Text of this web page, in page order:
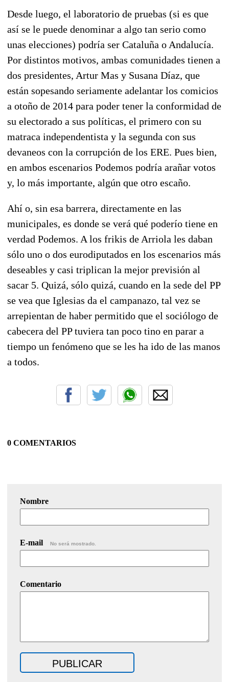
Desde luego, el laboratorio de pruebas (si es que
así se le puede denominar a algo tan serio como
unas elecciones) podría ser Cataluña o Andalucía.
Por distintos motivos, ambas comunidades tienen a
dos presidentes, Artur Mas y Susana Díaz, que
están sopesando seriamente adelantar los comicios
a otoño de 2014 para poder tener la conformidad de
su electorado a sus políticas, el primero con su
matraca independentista y la segunda con sus
devaneos con la corrupción de los ERE. Pues bien,
en ambos escenarios Podemos podría arañar votos
y, lo más importante, algún que otro escaño.
Ahí o, sin esa barrera, directamente en las
municipales, es donde se verá qué poderío tiene en
verdad Podemos. A los frikis de Arriola les daban
sólo uno o dos eurodiputados en los escenarios más
deseables y casi triplican la mejor previsión al
sacar 5. Quizá, sólo quizá, cuando en la sede del PP
se vea que Iglesias da el campanazo, tal vez se
arrepientan de haber permitido que el sociólogo de
cabecera del PP tuviera tan poco tino en parar a
tiempo un fenómeno que se les ha ido de las manos
a todos.
0 COMENTARIOS
Nombre
E-mail No será mostrado.
Comentario